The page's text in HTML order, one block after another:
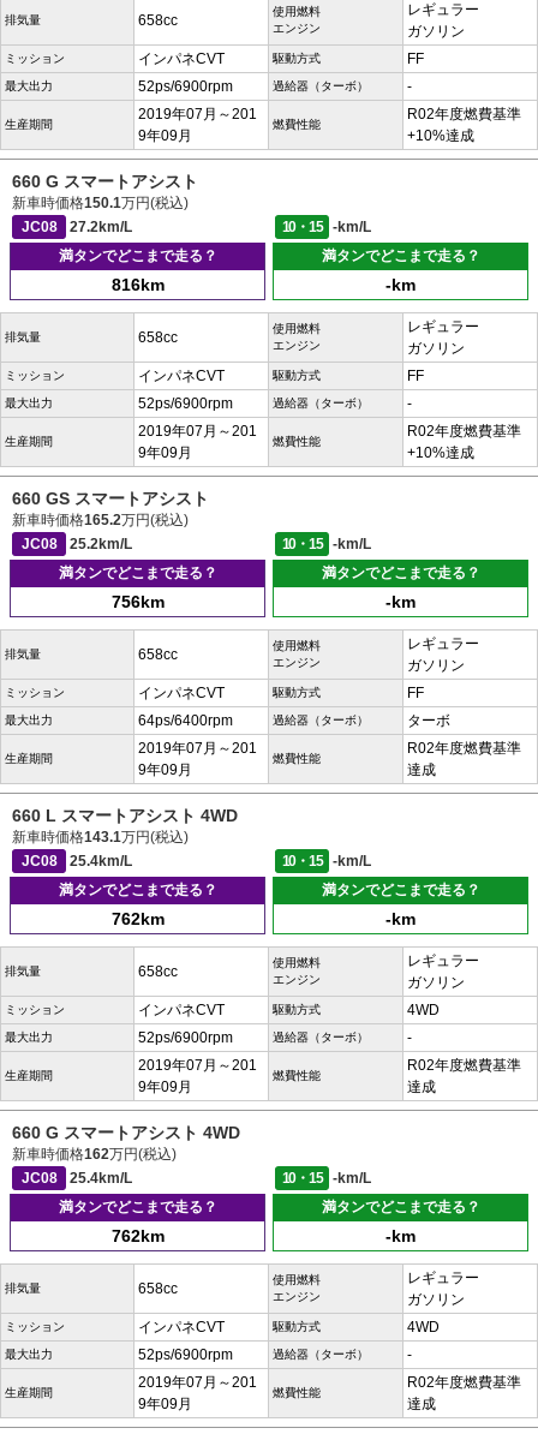
排気量 658cc
使用燃料
エンジン
レギュラー
ガソリン
ミッション インパネCVT 駆動方式 FF
最大出力 52ps/6900rpm 過給器（ターボ） -
生産期間
2019年07月～201
9年09月
燃費性能
R02年度燃費基準
+10%達成
660 G スマートアシスト
新車時価格150.1万円(税込)
JC08
27.2km/L 10・15
-km/L
満タンでどこまで走る？
816km
満タンでどこまで走る？
-km
排気量 658cc
使用燃料
エンジン
レギュラー
ガソリン
ミッション インパネCVT 駆動方式 FF
最大出力 52ps/6900rpm 過給器（ターボ） -
生産期間
2019年07月～201
9年09月
燃費性能
R02年度燃費基準
+10%達成
660 GS スマートアシスト
新車時価格165.2万円(税込)
JC08
25.2km/L 10・15
-km/L
満タンでどこまで走る？
756km
満タンでどこまで走る？
-km
排気量 658cc
使用燃料
エンジン
レギュラー
ガソリン
ミッション インパネCVT 駆動方式 FF
最大出力 64ps/6400rpm 過給器（ターボ） ターボ
生産期間
2019年07月～201
9年09月
燃費性能
R02年度燃費基準
達成
660 L スマートアシスト 4WD
新車時価格143.1万円(税込)
JC08
25.4km/L 10・15
-km/L
満タンでどこまで走る？
762km
満タンでどこまで走る？
-km
排気量 658cc
使用燃料
エンジン
レギュラー
ガソリン
ミッション インパネCVT 駆動方式 4WD
最大出力 52ps/6900rpm 過給器（ターボ） -
生産期間
2019年07月～201
9年09月
燃費性能
R02年度燃費基準
達成
660 G スマートアシスト 4WD
新車時価格162万円(税込)
JC08
25.4km/L 10・15
-km/L
満タンでどこまで走る？
762km
満タンでどこまで走る？
-km
排気量 658cc
使用燃料
エンジン
レギュラー
ガソリン
ミッション インパネCVT 駆動方式 4WD
最大出力 52ps/6900rpm 過給器（ターボ） -
生産期間
2019年07月～201
9年09月
燃費性能
R02年度燃費基準
達成